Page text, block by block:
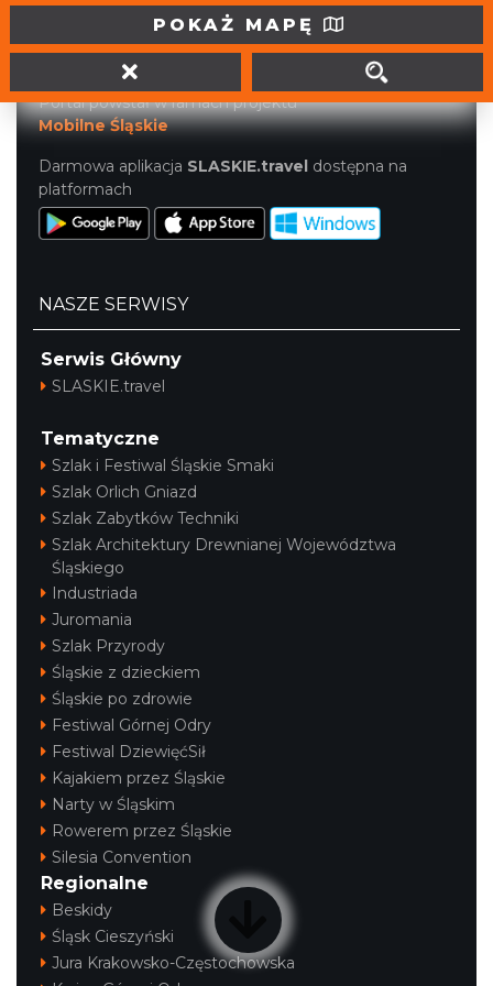
POKAŻ MAPĘ
tel. (32) 207 207 1
Portal powstał w ramach projektu
Mobilne Śląskie
Darmowa aplikacja SLASKIE.travel dostępna na
platformach
NASZE SERWISY
Serwis Główny
SLASKIE.travel
Tematyczne
Szlak i Festiwal Śląskie Smaki
Szlak Orlich Gniazd
Szlak Zabytków Techniki
Szlak Architektury Drewnianej Województwa
Śląskiego
Industriada
Juromania
Szlak Przyrody
Śląskie z dzieckiem
Śląskie po zdrowie
Festiwal Górnej Odry
Festiwal DziewięćSił
Kajakiem przez Śląskie
Narty w Śląskim
Rowerem przez Śląskie
Silesia Convention
Regionalne
Beskidy
Śląsk Cieszyński
Jura Krakowsko-Częstochowska